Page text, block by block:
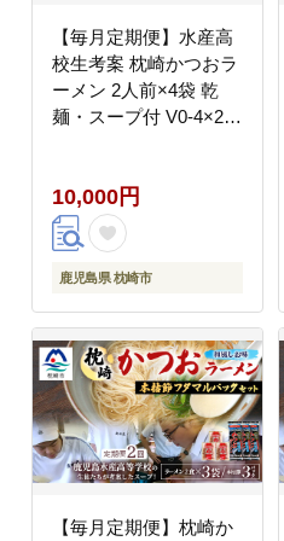
【毎月定期便】水産高
校生考案 枕崎かつおラ
ーメン 2人前×4袋 乾
麺・スープ付 V0-4×2全
10,000円
鹿児島県 枕崎市
【毎月定期便】枕崎か